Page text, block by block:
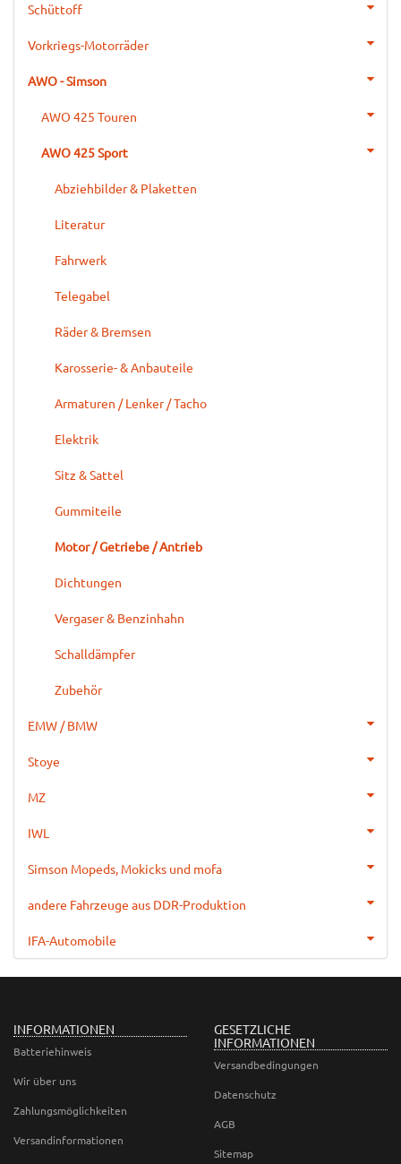
Schüttoff
Vorkriegs-Motorräder
AWO - Simson
AWO 425 Touren
AWO 425 Sport
Abziehbilder & Plaketten
Literatur
Fahrwerk
Telegabel
Räder & Bremsen
Karosserie- & Anbauteile
Armaturen / Lenker / Tacho
Elektrik
Sitz & Sattel
Gummiteile
Motor / Getriebe / Antrieb
Dichtungen
Vergaser & Benzinhahn
Schalldämpfer
Zubehör
EMW / BMW
Stoye
MZ
IWL
Simson Mopeds, Mokicks und mofa
andere Fahrzeuge aus DDR-Produktion
IFA-Automobile
INFORMATIONEN
Batteriehinweis
Wir über uns
Zahlungsmöglichkeiten
Versandinformationen
GESETZLICHE
INFORMATIONEN
Versandbedingungen
Datenschutz
AGB
Sitemap